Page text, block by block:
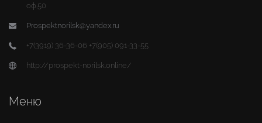
оф.50
Prospektnorilsk@yandex.ru
+7(3919) 36-36-06 +7(905) 091-33-55
http://prospekt-norilsk.online/
Меню